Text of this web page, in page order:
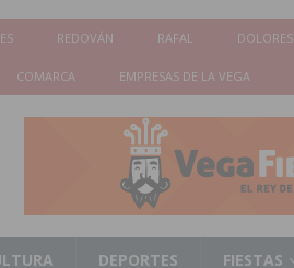
REDOVÁN RAFAL DOLORES
COMARCA EMPRESAS DE LA VEGA
DEPORTES FIESTAS